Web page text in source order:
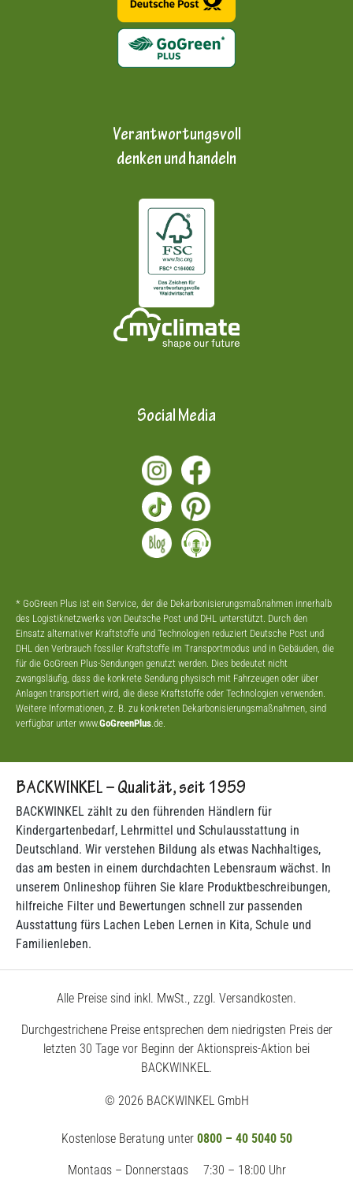
Verantwortungsvoll
denken und handeln
Social Media
* GoGreen Plus ist ein Service, der die Dekarbonisierungsmaßnahmen innerhalb
des Logistiknetzwerks von Deutsche Post und DHL unterstützt. Durch den
Einsatz alternativer Kraftstoffe und Technologien reduziert Deutsche Post und
DHL den Verbrauch fossiler Kraftstoffe im Transportmodus und in Gebäuden, die
für die GoGreen Plus-Sendungen genutzt werden. Dies bedeutet nicht
zwangsläufig, dass die konkrete Sendung physisch mit Fahrzeugen oder über
Anlagen transportiert wird, die diese Kraftstoffe oder Technologien verwenden.
Weitere Informationen, z. B. zu konkreten Dekarbonisierungsmaßnahmen, sind
verfügbar unter www.GoGreenPlus.de.
BACKWINKEL – Qualität, seit 1959
BACKWINKEL zählt zu den führenden Händlern für
Kindergartenbedarf, Lehrmittel und Schulausstattung in
Deutschland. Wir verstehen Bildung als etwas Nachhaltiges,
das am besten in einem durchdachten Lebensraum wächst. In
unserem Onlineshop führen Sie klare Produktbeschreibungen,
hilfreiche Filter und Bewertungen schnell zur passenden
Ausstattung fürs Lachen Leben Lernen in Kita, Schule und
Familienleben.
Alle Preise sind inkl. MwSt., zzgl. Versandkosten.
Durchgestrichene Preise entsprechen dem niedrigsten Preis der
letzten 30 Tage vor Beginn der Aktionspreis-Aktion bei
BACKWINKEL.
© 2026 BACKWINKEL GmbH
Kostenlose Beratung unter 0800 – 40 5040 50
Montags – Donnerstags
7:30 – 18:00 Uhr